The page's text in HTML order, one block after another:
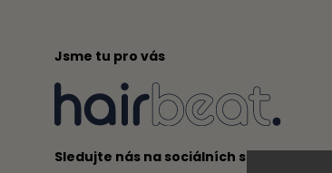
Jsme tu pro vás
Sledujte nás na sociálních sítích